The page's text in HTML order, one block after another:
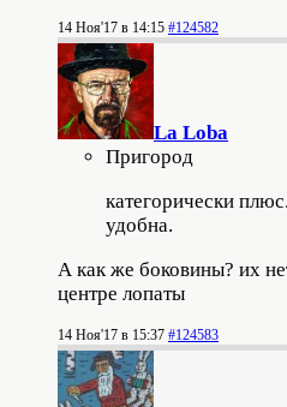
14 Ноя'17 в 14:15 #124582
La Loba
Пригород
категорически
удобна.
А как же боковины? их
центре лопаты
14 Ноя'17 в 15:37 #124583